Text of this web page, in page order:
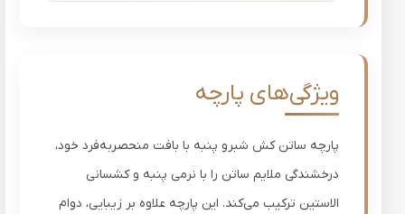
ویژگی‌های پارچه
پارچه ساتن کش شبرو پنبه با بافت منحصربه‌فرد خود،
درخشندگی ملایم ساتن را با نرمی پنبه و کشسانی
الاستین ترکیب می‌کند. این پارچه علاوه بر زیبایی، دوام